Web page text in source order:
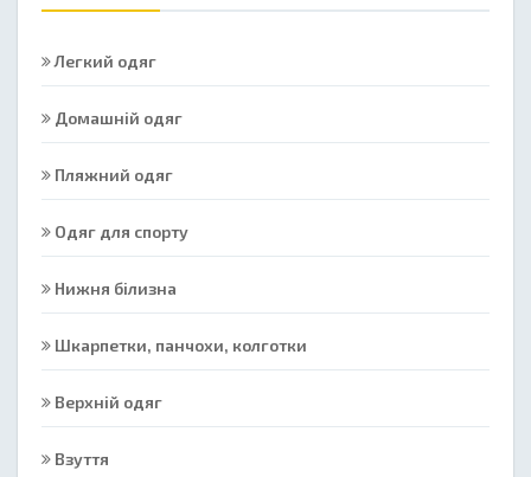
Легкий одяг
Домашній одяг
Пляжний одяг
Одяг для спорту
Нижня білизна
Шкарпетки, панчохи, колготки
Верхній одяг
Взуття